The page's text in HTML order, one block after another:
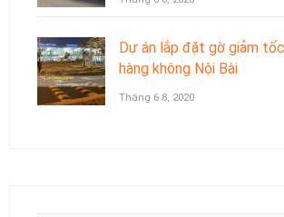
Dự án lắp đặt gờ giảm
hàng không Nội Bài
Tháng 6 8, 2020